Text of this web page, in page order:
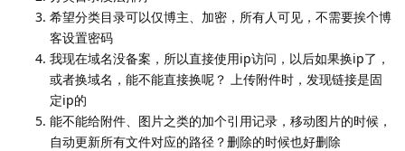
希望分类目录可以仅博主、加密，所有人可见，不需要挨个博
客设置密码
我现在域名没备案，所以直接使用ip访问，以后如果换ip了，
或者换域名，能不能直接换呢？ 上传附件时，发现链接是固
定ip的
能不能给附件、图片之类的加个引用记录，移动图片的时候，
自动更新所有文件对应的路径？删除的时候也好删除